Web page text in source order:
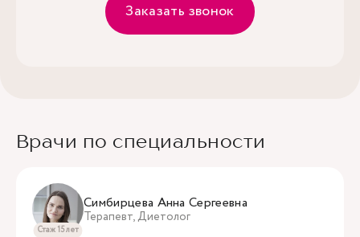
Заказать звонок
Врачи по специальности
Стаж 15 лет
Симбирцева Анна Сергеевна
Терапевт, Диетолог